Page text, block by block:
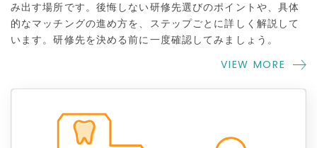
24/06/18
PICK UPを6月後半〜7月前半に募集締め切りがある施
設に更新しました。
情報は随時更新してまいります！
み出す場所です。後悔しない研修先選びのポイントや、具体
的なマッチングの進め方を、ステップごとに詳しく解説して
います。研修先を決める前に一度確認してみましょう。
VIEW MORE